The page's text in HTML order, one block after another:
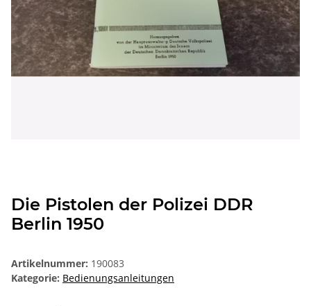
Die Pistolen der Polizei DDR
Berlin 1950
Artikelnummer: 190083
Kategorie: Bedienungsanleitungen